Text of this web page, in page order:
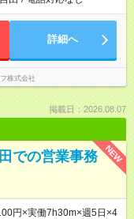
詳細へ
株式会社
掲載日：2026.08.07
NEW
での営業事務
円×実働7h30m×週5日×4